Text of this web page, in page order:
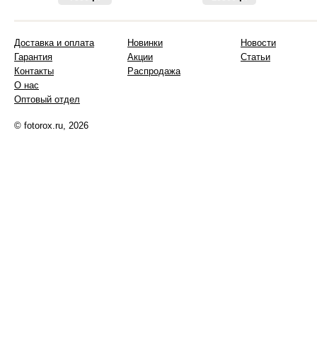
Доставка и оплата
Гарантия
Контакты
О нас
Оптовый отдел
Новинки
Акции
Распродажа
Новости
Статьи
© fotorox.ru, 2026